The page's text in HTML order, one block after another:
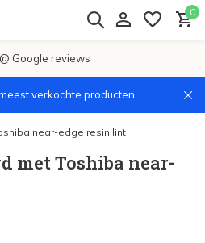
0
@ Google reviews
verkochte producten
near-edge resin lint
met Toshiba near-